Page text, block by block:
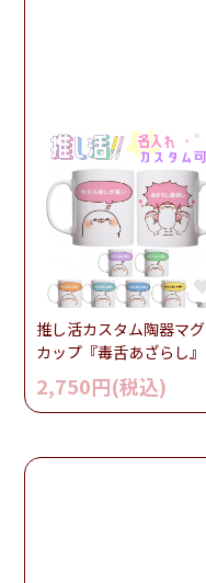
推し活カスタム陶器マグ
カップ『毒舌あざらし』
2,750円(税込)